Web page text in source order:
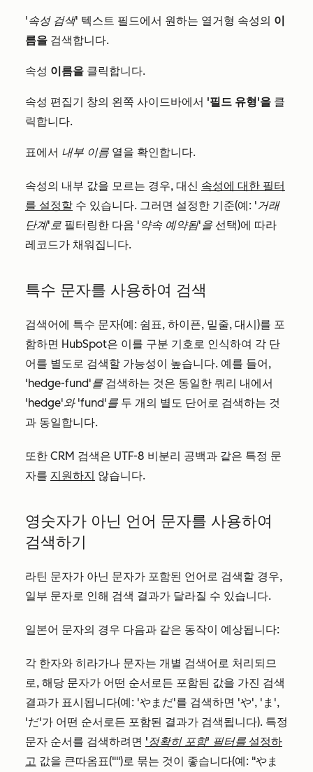
'속성 검색' 텍스트 필드에서 원하는 열거형 속성의 이
름을 검색합니다.
속성 이름을 클릭합니다.
속성 편집기 창의 왼쪽 사이드바에서 '필드 유형'을 클
릭합니다.
표에서 내부 이름 열을 확인합니다.
속성의 내부 값을 모르는 경우, 대신 속성에 대한 필터
를 설정할 수 있습니다. 그러면 설정한 기준(예: '거래
단계'로 필터링한 다음 '약속 예약됨'을 선택)에 따라
레코드가 채워집니다.
특수 문자를 사용하여 검색
검색어에 특수 문자(예: 쉼표, 하이픈, 밑줄, 대시)를 포
함하면 HubSpot은 이를 구분 기호로 인식하여 각 단
어를 별도로 검색할 가능성이 높습니다. 예를 들어,
'hedge-fund'를 검색하는 것은 동일한 쿼리 내에서
'hedge'와 'fund'를 두 개의 별도 단어로 검색하는 것
과 동일합니다.
또한 CRM 검색은 UTF-8 비분리 공백과 같은 특정 문
자를 지원하지 않습니다.
영숫자가 아닌 언어 문자를 사용하여
검색하기
라틴 문자가 아닌 문자가 포함된 언어로 검색할 경우,
일부 문자로 인해 검색 결과가 달라질 수 있습니다.
일본어 문자의 경우 다음과 같은 동작이 예상됩니다:
각 한자와 히라가나 문자는 개별 검색어로 처리되므
로, 해당 문자가 어떤 순서로든 포함된 값을 가진 검색
결과가 표시됩니다(예: 'やまだ'를 검색하면 'や', 'ま',
'だ'가 어떤 순서로든 포함된 결과가 검색됩니다). 특정
문자 순서를 검색하려면 '정확히 포함' 필터를 설정하
고 값을 큰따옴표("")로 묶는 것이 좋습니다(예: "やま